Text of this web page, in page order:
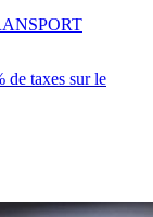
de taxes sur le